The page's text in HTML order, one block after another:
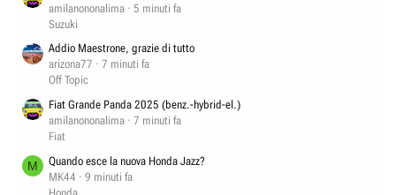
amilanononalima
5 minuti fa
Suzuki
Addio Maestrone, grazie di tutto
arizona77
7 minuti fa
Off Topic
Fiat Grande Panda 2025 (benz.-hybrid-el.)
amilanononalima
7 minuti fa
Fiat
M
Quando esce la nuova Honda Jazz?
MK44
9 minuti fa